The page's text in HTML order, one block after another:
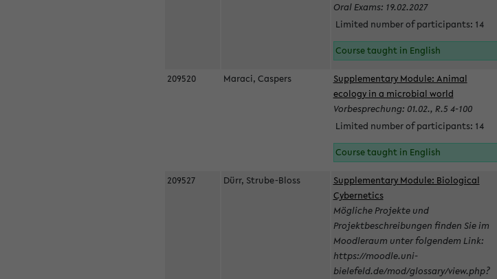
Oral Exams: 19.02.2027
Limited number of participants: 14
Course taught in English
209520 Maraci, Caspers
Supplementary Module: Animal
ecology in a microbial world
Vorbesprechung: 01.02., R.5 4-100
Limited number of participants: 14
Course taught in English
209527 Dürr, Strube-Bloss
Supplementary Module: Biological
Cybernetics
Mögliche Projekte und
Projektbeschreibungen finden Sie im
Moodleraum unter folgendem Link:
https://moodle.uni-
bielefeld.de/mod/glossary/view.php?